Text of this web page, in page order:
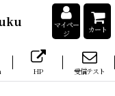
マイペー
ジ
カート
HP 受信テスト